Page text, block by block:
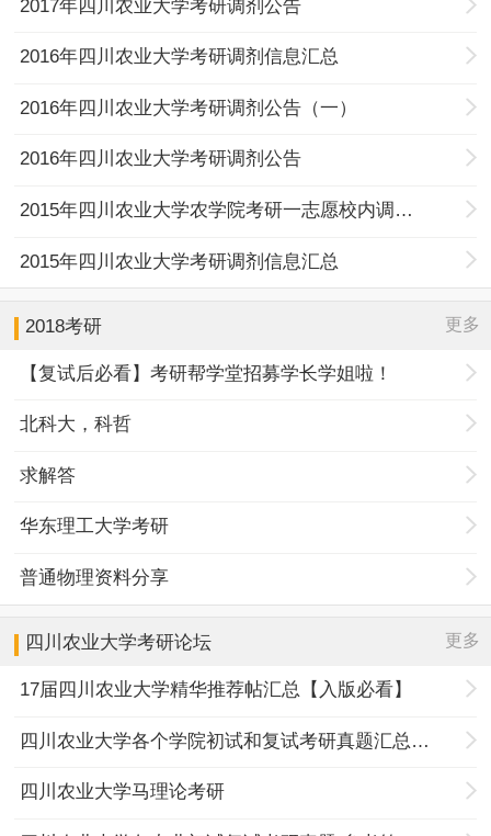
2017年四川农业大学考研调剂公告
2016年四川农业大学考研调剂信息汇总
2016年四川农业大学考研调剂公告（一）
2016年四川农业大学考研调剂公告
2015年四川农业大学农学院考研一志愿校内调剂需求信息
2015年四川农业大学考研调剂信息汇总
2018考研 更多
【复试后必看】考研帮学堂招募学长学姐啦！
北科大，科哲
求解答
华东理工大学考研
普通物理资料分享
四川农业大学考研论坛 更多
17届四川农业大学精华推荐帖汇总【入版必看】
四川农业大学各个学院初试和复试考研真题汇总分享
四川农业大学马理论考研